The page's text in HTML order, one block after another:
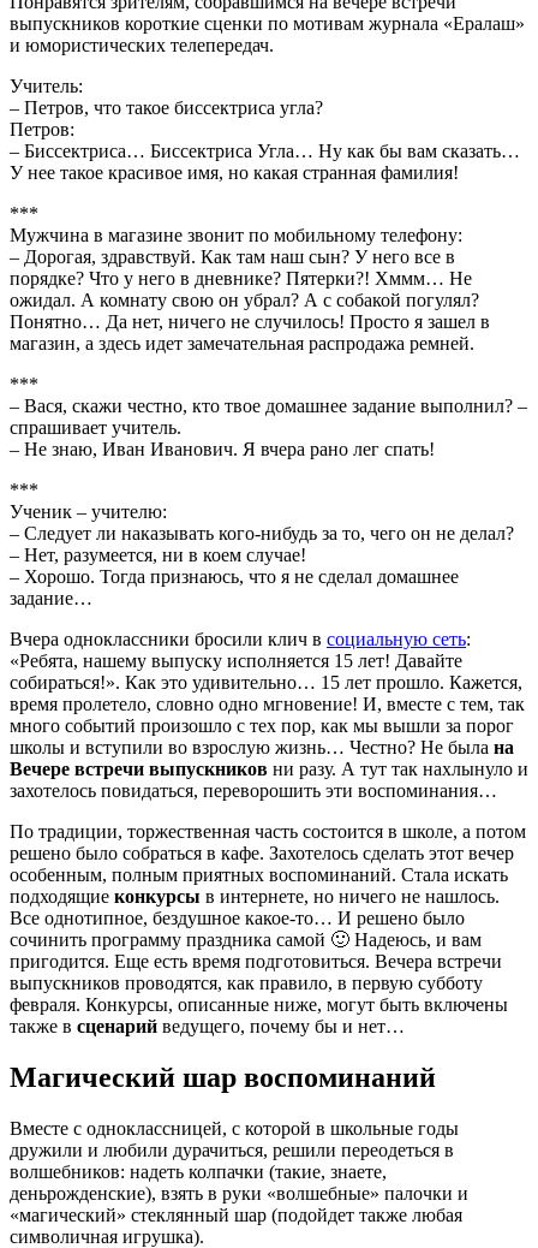
выпускников короткие сценки по мотивам журнала «Ералаш»
и юмористических телепередач.
Учитель:
– Петров, что такое биссектриса угла?
Петров:
– Биссектриса… Биссектриса Угла… Ну как бы вам сказать…
У нее такое красивое имя, но какая странная фамилия!
***
Мужчина в магазине звонит по мобильному телефону:
– Дорогая, здравствуй. Как там наш сын? У него все в
порядке? Что у него в дневнике? Пятерки?! Хммм… Не
ожидал. А комнату свою он убрал? А с собакой погулял?
Понятно… Да нет, ничего не случилось! Просто я зашел в
магазин, а здесь идет замечательная распродажа ремней.
***
– Вася, скажи честно, кто твое домашнее задание выполнил? –
спрашивает учитель.
– Не знаю, Иван Иванович. Я вчера рано лег спать!
***
Ученик – учителю:
– Следует ли наказывать кого-нибудь за то, чего он не делал?
– Нет, разумеется, ни в коем случае!
– Хорошо. Тогда признаюсь, что я не сделал домашнее
задание…
Вчера одноклассники бросили клич в социальную сеть:
«Ребята, нашему выпуску исполняется 15 лет! Давайте
собираться!». Как это удивительно… 15 лет прошло. Кажется,
время пролетело, словно одно мгновение! И, вместе с тем, так
много событий произошло с тех пор, как мы вышли за порог
школы и вступили во взрослую жизнь… Честно? Не была на
Вечере встречи выпускников ни разу. А тут так нахлынуло и
захотелось повидаться, переворошить эти воспоминания…
По традиции, торжественная часть состоится в школе, а потом
решено было собраться в кафе. Захотелось сделать этот вечер
особенным, полным приятных воспоминаний. Стала искать
подходящие конкурсы в интернете, но ничего не нашлось.
Все однотипное, бездушное какое-то… И решено было
сочинить программу праздника самой 🙂 Надеюсь, и вам
пригодится. Еще есть время подготовиться. Вечера встречи
выпускников проводятся, как правило, в первую субботу
февраля. Конкурсы, описанные ниже, могут быть включены
также в сценарий ведущего, почему бы и нет…
Магический шар воспоминаний
Вместе с одноклассницей, с которой в школьные годы
дружили и любили дурачиться, решили переодеться в
волшебников: надеть колпачки (такие, знаете,
деньрожденские), взять в руки «волшебные» палочки и
«магический» стеклянный шар (подойдет также любая
символичная игрушка).